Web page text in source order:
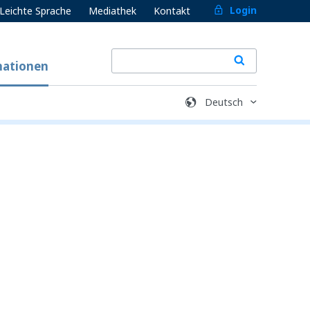
Leichte Sprache Mediathek Kontakt Login
auf Nutzer-Aktionen gesetzt, etwa
Sie das Setzen dieser Cookies blockieren
Cookies speichern keine